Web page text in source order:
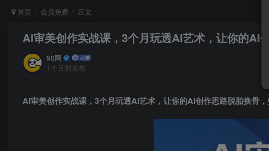
首页 会员免费 正文
AI审美创作实战课，3个月玩透AI艺术，让你的AI
90网
1个月前发布
AI审美创作实战课 ，3个月玩透AI艺术，让你的AI创作思路脱胎换骨